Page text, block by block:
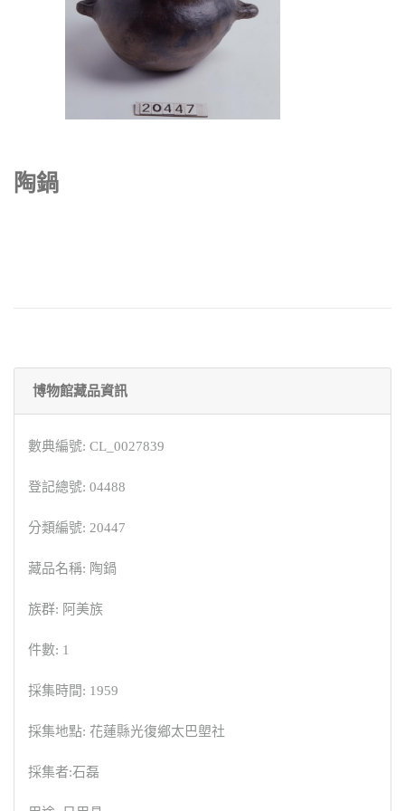
陶鍋
博物館藏品資訊
數典編號: CL_0027839
登記總號: 04488
分類編號: 20447
藏品名稱: 陶鍋
族群: 阿美族
件數: 1
採集時間: 1959
採集地點: 花蓮縣光復鄉太巴塱社
採集者:石磊